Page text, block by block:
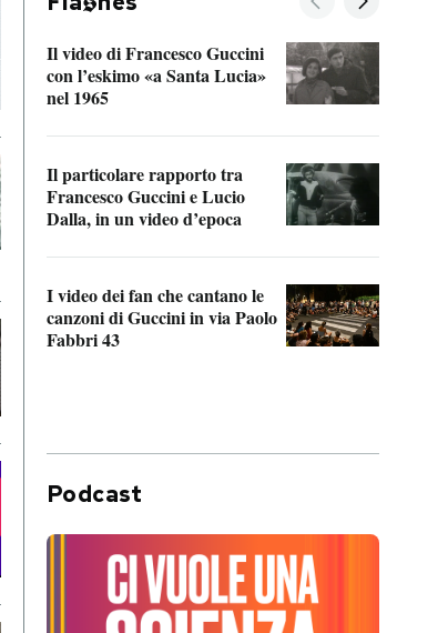
Il video di Francesco Guccini
con l’eskimo «a Santa Lucia»
nel 1965
Il particolare rapporto tra
Francesco Guccini e Lucio
Dalla, in un video d’epoca
I video dei fan che cantano le
canzoni di Guccini in via Paolo
Fabbri 43
Podcast